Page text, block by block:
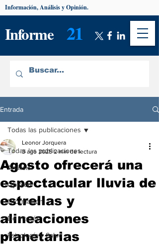
Informe 21
Información, Análisis y Opinión.
Entrada
Todas las publicaciones
Análisis
Opinión
Información
De interés
Psicología y Salud
Todas las publicaciones
Agosto ofrecerá una
espectacular lluvia de
estrellas y
alineaciones
planetarias
Leonor Jorquera
3 ago 2025 2 min de lectura